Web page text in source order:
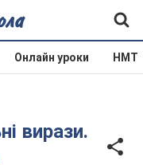
Онлайн уроки НМТ